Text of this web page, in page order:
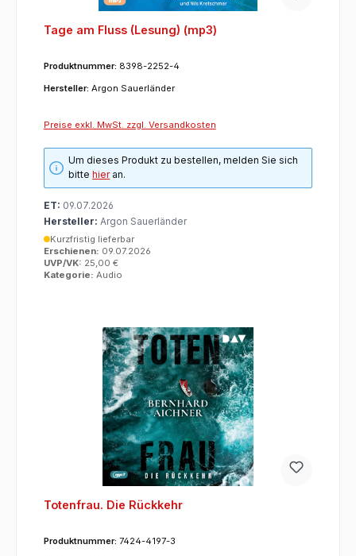
Tage am Fluss (Lesung) (mp3)
Produktnummer: 8398-2252-4
Hersteller: Argon Sauerländer
Preise exkl. MwSt. zzgl. Versandkosten
Um dieses Produkt zu bestellen, melden Sie sich
bittehieran.
ET: 09.07.2026
Hersteller: Argon Sauerländer
Kurzfristig lieferbar
Erschienen: 09.07.2026
UVP/VK: 25,00 €
Kategorie: Audio
Totenfrau. Die Rückkehr
Produktnummer: 7424-4197-3